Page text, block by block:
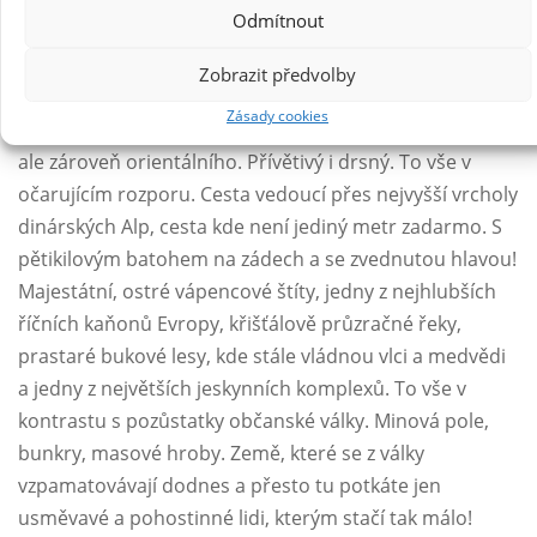
Odmítnout
Zobrazit předvolby
Zásady cookies
Chorvatskem a Slovinskem. Cesta o svobodě, o jiném
vnímání času a vzdálenosti a o zbourání předsudků
Balkán je plný kontrastů, něco tak důvěrně známého,
ale zároveň orientálního. Přívětivý i drsný. To vše v
očarujícím rozporu. Cesta vedoucí přes nejvyšší vrcholy
dinárských Alp, cesta kde není jediný metr zadarmo. S
pětikilovým batohem na zádech a se zvednutou hlavou!
Majestátní, ostré vápencové štíty, jedny z nejhlubších
říčních kaňonů Evropy, křišťálově průzračné řeky,
prastaré bukové lesy, kde stále vládnou vlci a medvědi
a jedny z největších jeskynních komplexů. To vše v
kontrastu s pozůstatky občanské války. Minová pole,
bunkry, masové hroby. Země, které se z války
vzpamatovávají dodnes a přesto tu potkáte jen
usměvavé a pohostinné lidi, kterým stačí tak málo!